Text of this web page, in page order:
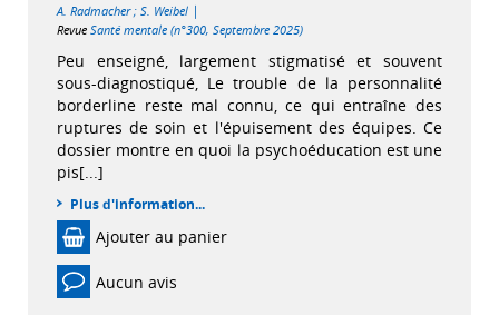
A. Radmacher; S. Weibel |
Revue Santé mentale (n°300, Septembre 2025)
Peu enseigné, largement stigmatisé et souvent
sous-diagnostiqué, Le trouble de la personnalité
borderline reste mal connu, ce qui entraîne des
ruptures de soin et l'épuisement des équipes. Ce
dossier montre en quoi la psychoéducation est une
pis[...]
Plus d'information...
Ajouter au panier
Aucun avis